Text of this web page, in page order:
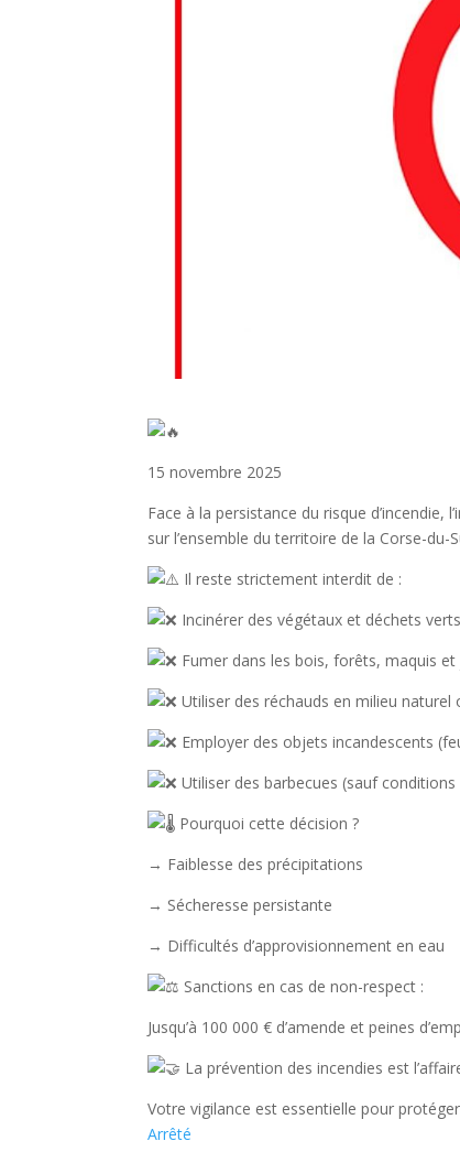
15 novembre 2025
Face à la persistance du risque d’incendie,
sur l’ensemble du territoire de la Corse-du-
Il reste strictement interdit de :
Incinérer des végétaux et déchets verts
Fumer dans les bois, forêts, maquis et
Utiliser des réchauds en milieu
Employer des objets incandescents
Utiliser des barbecues (sauf
Pourquoi cette décision ?
→ Faiblesse des précipitations
→ Sécheresse persistante
→ Difficultés d’approvisionnement en eau
Sanctions en cas de non-respect :
Jusqu’à 100 000 € d’amende et peines
La prévention des incendies est
Votre vigilance est essentielle pour
Arrêté